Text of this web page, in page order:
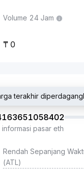
Volume 24 Jam
0
terakhir
pasar eth
Rendah Sepanjang
(ATL)